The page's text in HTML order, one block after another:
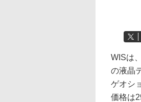
WISは
の液晶
ゲオシ
価格は